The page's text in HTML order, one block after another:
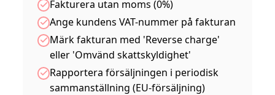
Fakturera utan moms (0%)
Ange kundens VAT-nummer på fakturan
Märk fakturan med 'Reverse charge'
eller 'Omvänd skattskyldighet'
Rapportera försäljningen i periodisk
sammanställning (EU-försäljning)